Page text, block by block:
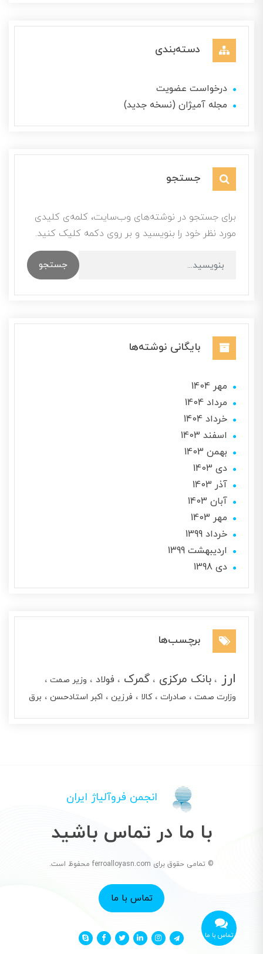
دسته‌بندی
درخواست عضویت
مجله آمیژان (نسخه جدید)
جستجو
برای جستجو در نوشته‌های وب‌سایت، کلمه‌ی کلیدی
مورد نظر خود را بنویسید و بر روی دکمه کلیک کنید.
جستجو
بایگانی نوشته‌ها
مهر 1404
مرداد 1404
خرداد 1404
اسفند 1403
بهمن 1403
دی 1403
آذر 1403
آبان 1403
مهر 1403
خرداد 1399
ارديبهشت 1399
دی 1398
برچسب‌ها
ارز بانک مرکزی گمرک فولاد
وزیر صمت
وزارت صمت صادرات کالا فرزین اکبر استادحسن برق
تماس با ما
انجمن فروآلیاژ ایران
با ما در تماس باشید
© تمامی حقوق برای ferroalloyasn.com محفوظ است.
تماس با ما